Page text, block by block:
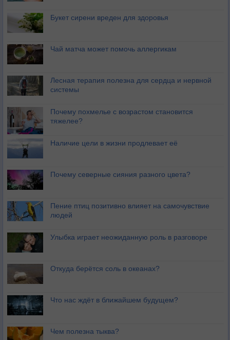
Букет сирени вреден для здоровья
Чай матча может помочь аллергикам
Лесная терапия полезна для сердца и нервной
системы
Почему похмелье с возрастом становится
тяжелее?
Наличие цели в жизни продлевает её
Почему северные сияния разного цвета?
Пение птиц позитивно влияет на самочувствие
людей
Улыбка играет неожиданную роль в разговоре
Откуда берётся соль в океанах?
Что нас ждёт в ближайшем будущем?
Чем полезна тыква?